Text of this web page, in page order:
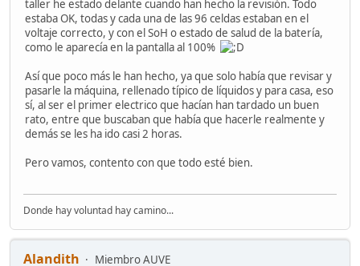
taller he estado delante cuando han hecho la revisión. Todo
estaba OK, todas y cada una de las 96 celdas estaban en el
voltaje correcto, y con el SoH o estado de salud de la batería,
como le aparecía en la pantalla al 100%
Así que poco más le han hecho, ya que solo había que revisar y
pasarle la máquina, rellenado típico de líquidos y para casa, eso
sí, al ser el primer electrico que hacían han tardado un buen
rato, entre que buscaban que había que hacerle realmente y
demás se les ha ido casi 2 horas.
Pero vamos, contento con que todo esté bien.
Donde hay voluntad hay camino...
Alandith
Miembro AUVE